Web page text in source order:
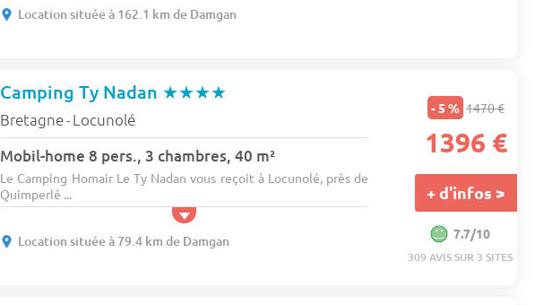
Location située à 162.1 km de Damgan
Camping Ty Nadan ★★★★
Bretagne- Locunolé
Mobil-home 8 pers., 3 chambres, 40 m²
Le Camping Homair Le Ty Nadan vous reçoit à Locunolé, près de
Quimperlé ...
Location située à 79.4 km de Damgan
- 5 % 1470 €
1396 €
+ d'infos >
7.7/10
309 AVIS SUR 3 SITES